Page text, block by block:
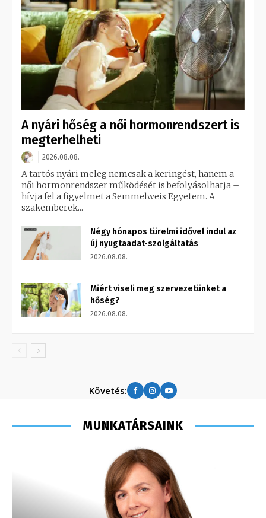
A nyári hőség a női hormonrendszert is
megterhelheti
2026.08.08.
A tartós nyári meleg nemcsak a keringést, hanem a
női hormonrendszer működését is befolyásolhatja –
hívja fel a figyelmet a Semmelweis Egyetem. A
szakemberek...
Négy hónapos türelmi idővel indul az
új nyugtaadat-szolgáltatás
2026.08.08.
Miért viseli meg szervezetünket a
hőség?
2026.08.08.
Követés:
MUNKATÁRSAINK